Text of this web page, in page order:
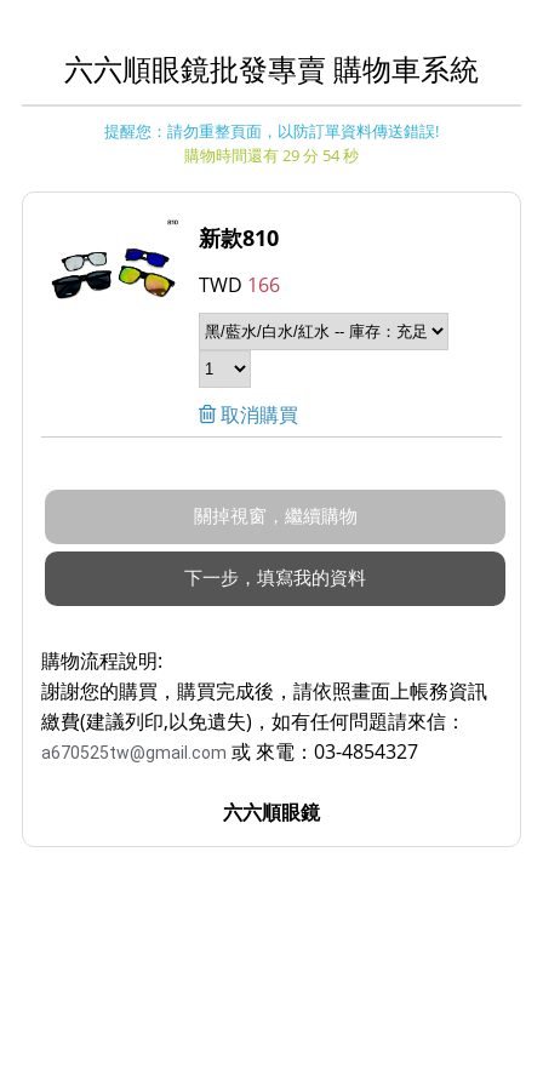
六六順眼鏡批發專賣 購物車系統
提醒您：請勿重整頁面，以防訂單資料傳送錯誤!
購物時間還有 29 分 54 秒
新款810
TWD 166
取消購買
購物流程說明:
謝謝您的購買，購買完成後，請依照畫面上帳務資訊
繳費(建議列印,以免遺失)，如有任何問題請來信：
a670525tw@gmail.com 或 來電：03-4854327
六六順眼鏡